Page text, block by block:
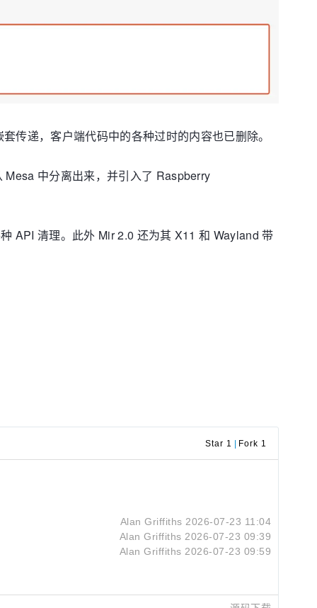
传递，客户端代码中的各种过时的内容也已删除。
中分离出来，并引入了 Raspberry
API 清理。此外 Mir 2.0 还为其 X11 和 Wayland 带
Star 1 | Fork 1
Alan Griffiths 2026-07-23 11:04
Alan Griffiths 2026-07-23 09:39
Alan Griffiths 2026-07-23 09:59